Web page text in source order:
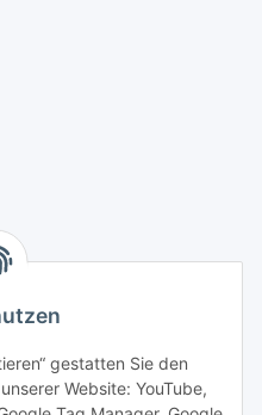
gestatten Sie den
Website: YouTube,